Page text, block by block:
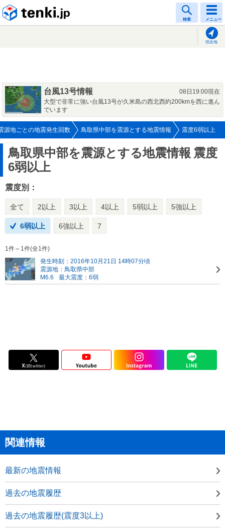
検索 メニュー
現在地
台風13号情報
08日19:00現在
大型で非常に強い台風13号が久米島の西北西約200kmを西に進ん
でいます
源地ごとの地震発生回数 鳥取県中部を震源とする地震情報 震度6弱以上
鳥取県中部を震源とする地震情報 震度
6弱以上
震度別：
全て 2以上 3以上 4以上 5弱以上 5強以上
6弱以上 6強以上 7
1件～1件(全1件)
発生時刻：2016年10月21日 14時07分頃
震源地：鳥取県中部
M6.6
最大震度：6弱
関連情報
最新の地震情報
過去の地震履歴
過去の地震履歴(震度3以上)